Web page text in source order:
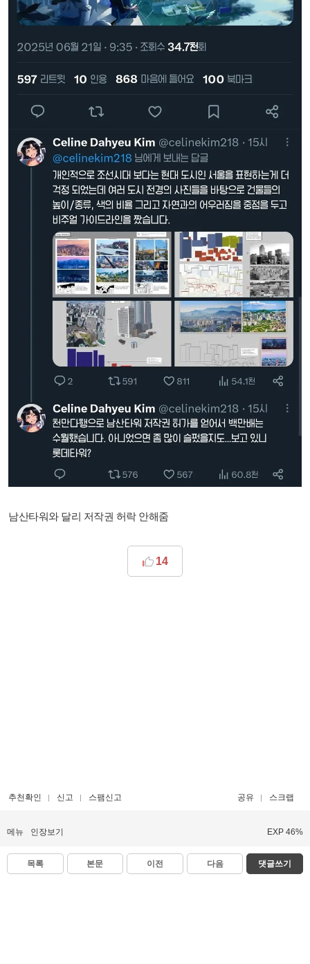
남산타워와 달리 저작권 허락 안해줌
14
추천확인 신고 스팸신고 공유 스크랩
메뉴 인장보기 EXP 46%
목록 본문 이전 다음 댓글쓰기